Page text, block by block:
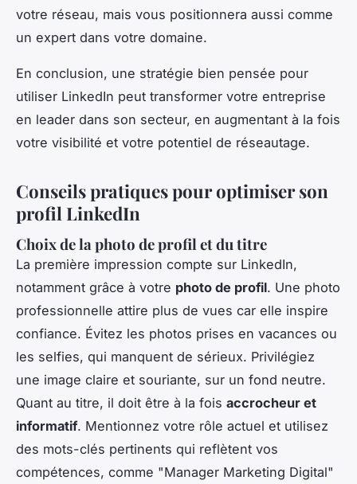
votre réseau, mais vous positionnera aussi comme
un expert dans votre domaine.
En conclusion, une stratégie bien pensée pour
utiliser LinkedIn peut transformer votre entreprise
en leader dans son secteur, en augmentant à la fois
votre visibilité et votre potentiel de réseautage.
Conseils pratiques pour optimiser son
profil LinkedIn
Choix de la photo de profil et du titre
La première impression compte sur LinkedIn,
notamment grâce à votre photo de profil. Une photo
professionnelle attire plus de vues car elle inspire
confiance. Évitez les photos prises en vacances ou
les selfies, qui manquent de sérieux. Privilégiez
une image claire et souriante, sur un fond neutre.
Quant au titre, il doit être à la fois accrocheur et
informatif. Mentionnez votre rôle actuel et utilisez
des mots-clés pertinents qui reflètent vos
compétences, comme "Manager Marketing Digital"